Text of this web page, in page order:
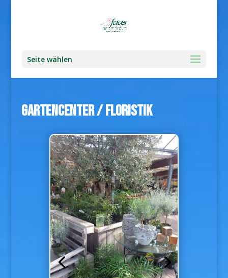
Seite wählen
GARTENCENTER / FLORISTIK